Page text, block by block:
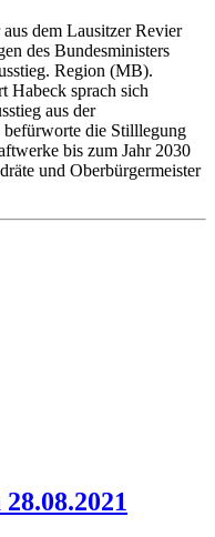
dem Lausitzer Revier
des Bundesministers
Region (MB).
Habeck sprach sich
aus der
die Stilllegung
bis zum Jahr 2030
und Oberbürgermeister